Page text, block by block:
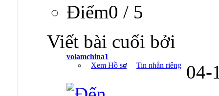
Ðiểm0 / 5
Viết bài cuối bởi
volamchina1
Xem Hồ sơ
Tin nhắn riêng 04-